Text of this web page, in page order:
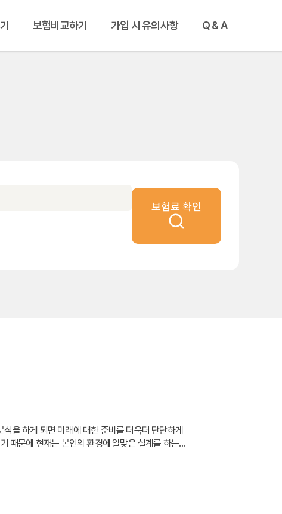
보험비교하기 가입 시 유의사항 Q & A
보험료 확인
을 하게 되면 미래에 대한 준비를 더욱더 단단하게
때문에 현재는 본인의 환경에 알맞은 설계를 하는